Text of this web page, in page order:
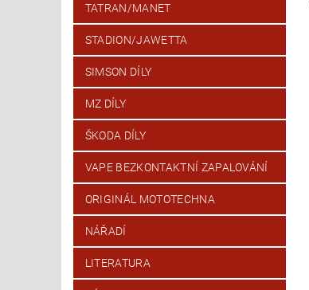
TATRAN/MANET
STADION/JAWETTA
SIMSON DÍLY
MZ DÍLY
ŠKODA DÍLY
VAPE BEZKONTAKTNÍ ZAPALOVÁNÍ
ORIGINÁL MOTOTECHNA
NÁŘADÍ
LITERATURA